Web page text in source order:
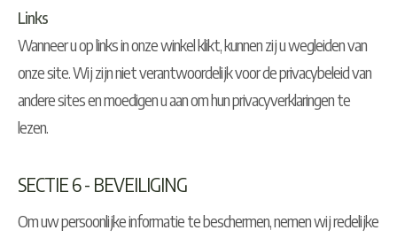
Links
Wanneer u op links in onze winkel klikt, kunnen zij u wegleiden van
onze site. Wij zijn niet verantwoordelijk voor de privacybeleid van
andere sites en moedigen u aan om hun privacyverklaringen te
lezen.
SECTIE 6 - BEVEILIGING
Om uw persoonlijke informatie te beschermen, nemen wij redelijke